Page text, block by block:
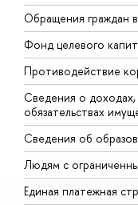
Обращения
Фонд целевого
Противодействие
Сведения о
обязательствах
Сведения об
Людям с
Единая платежная